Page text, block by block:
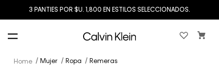
3 PANTIES POR $U. 1,800 EN ESTILOS SELECCIONADOS.
Mujer Ropa Remeras